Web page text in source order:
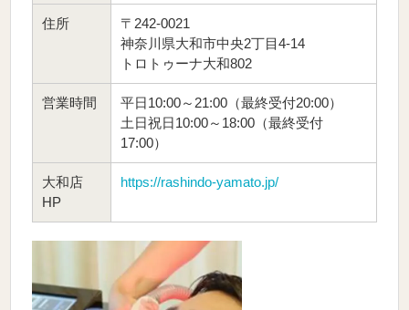
住所
〒242-0021
神奈川県大和市中央2丁目4-14
トロトゥーナ大和802
営業時間
平日10:00～21:00（最終受付20:00）
土日祝日10:00～18:00（最終受付
17:00）
大和店
HP
https://rashindo-yamato.jp/